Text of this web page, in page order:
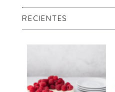
RECIENTES